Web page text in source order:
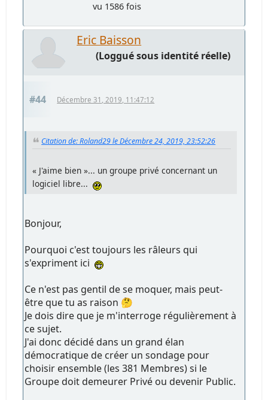
vu 1586 fois
Eric Baisson
(Loggué sous identité réelle)
#44 Décembre 31, 2019, 11:47:12
Citation de: Roland29 le Décembre 24, 2019, 23:52:26
« J'aime bien »... un groupe privé concernant un
logiciel libre...
Bonjour,
Pourquoi c'est toujours les râleurs qui
s'expriment ici
Ce n'est pas gentil de se moquer, mais peut-
être que tu as raison 🤔
Je dois dire que je m'interroge régulièrement à
ce sujet.
J'ai donc décidé dans un grand élan
démocratique de créer un sondage pour
choisir ensemble (les 381 Membres) si le
Groupe doit demeurer Privé ou devenir Public.